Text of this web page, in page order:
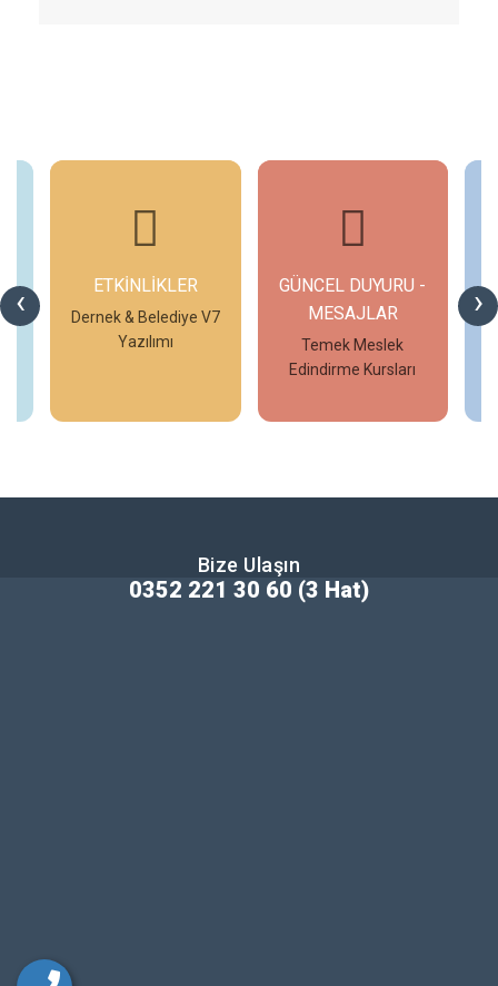
‹ ›
ETKİNLİKLER
Dernek & Belediye V7
Yazılımı
GÜNCEL DUYURU -
MESAJLAR
Temek Meslek
Edindirme Kursları
Bize Ulaşın
0352 221 30 60 (3 Hat)